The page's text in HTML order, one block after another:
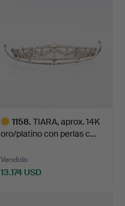
1158. TIARA, aprox. 14K
oro/platino con perlas c…
Vendido
13.174 USD